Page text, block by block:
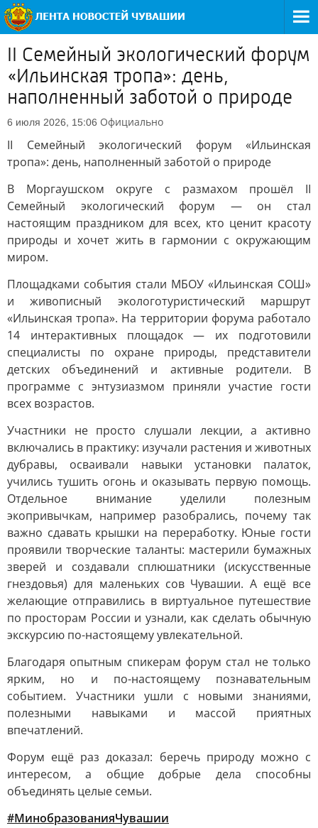
II Семейный экологический форум
«Ильинская тропа»: день,
наполненный заботой о природе
6 июля 2026, 15:06 Официально
II Семейный экологический форум «Ильинская
тропа»: день, наполненный заботой о природе
В Моргаушском округе с размахом прошёл II
Семейный экологический форум — он стал
настоящим праздником для всех, кто ценит красоту
природы и хочет жить в гармонии с окружающим
миром.
Площадками события стали МБОУ «Ильинская СОШ»
и живописный экологотуристический маршрут
«Ильинская тропа». На территории форума работало
14 интерактивных площадок — их подготовили
специалисты по охране природы, представители
детских объединений и активные родители. В
программе с энтузиазмом приняли участие гости
всех возрастов.
Участники не просто слушали лекции, а активно
включались в практику: изучали растения и животных
дубравы, осваивали навыки установки палаток,
учились тушить огонь и оказывать первую помощь.
Отдельное внимание уделили полезным
экопривычкам, например разобрались, почему так
важно сдавать крышки на переработку. Юные гости
проявили творческие таланты: мастерили бумажных
зверей и создавали сплюшатники (искусственные
гнездовья) для маленьких сов Чувашии. А ещё все
желающие отправились в виртуальное путешествие
по просторам России и узнали, как сделать обычную
экскурсию по-настоящему увлекательной.
Благодаря опытным спикерам форум стал не только
ярким, но и по-настоящему познавательным
событием. Участники ушли с новыми знаниями,
полезными навыками и массой приятных
впечатлений.
Форум ещё раз доказал: беречь природу можно с
интересом, а общие добрые дела способны
объединять целые семьи.
#МинобразованияЧувашии